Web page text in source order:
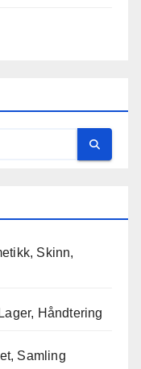
Skinn,
Håndtering
Samling